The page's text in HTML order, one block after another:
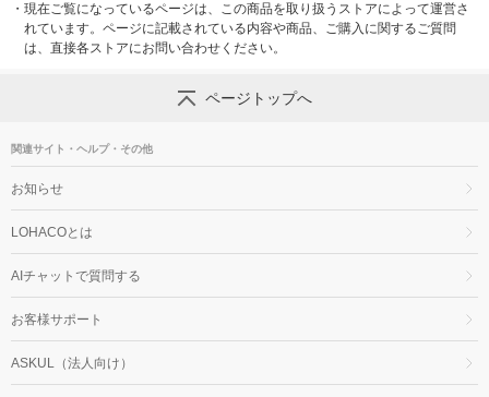
・ 現在ご覧になっているページは、この商品を取り扱うストアによって運営さ
れています。ページに記載されている内容や商品、ご購入に関するご質問
は、直接各ストアにお問い合わせください。
ページトップへ
関連サイト・ヘルプ・その他
お知らせ
LOHACOとは
AIチャットで質問する
お客様サポート
ASKUL（法人向け）